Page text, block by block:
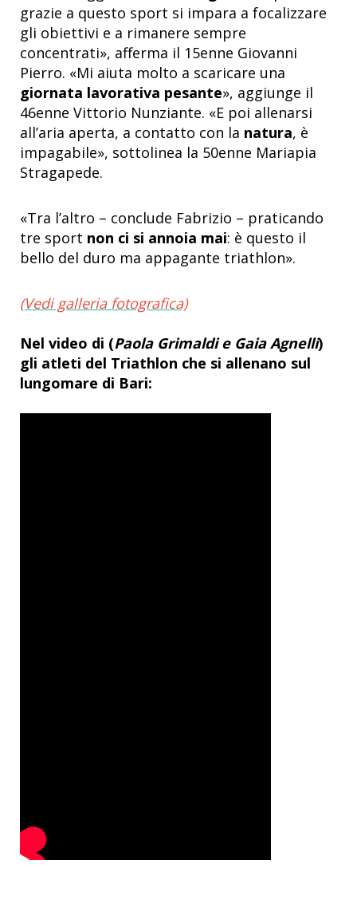
grazie a questo sport si impara a focalizzare
gli obiettivi e a rimanere sempre
concentrati», afferma il 15enne Giovanni
Pierro. «Mi aiuta molto a scaricare una
giornata lavorativa pesante», aggiunge il
46enne Vittorio Nunziante. «E poi allenarsi
all’aria aperta, a contatto con la natura, è
impagabile», sottolinea la 50enne Mariapia
Stragapede.
«Tra l’altro – conclude Fabrizio – praticando
tre sport non ci si annoia mai: è questo il
bello del duro ma appagante triathlon».
(Vedi galleria fotografica)
Nel video di (Paola Grimaldi e Gaia Agnelli)
gli atleti del Triathlon che si allenano sul
lungomare di Bari: